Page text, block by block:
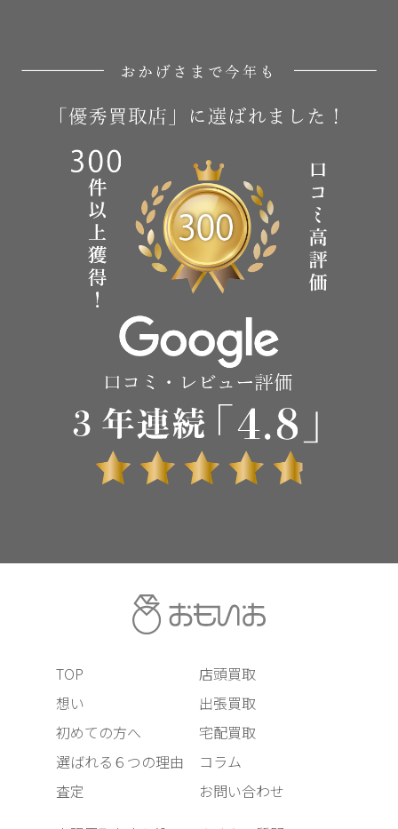
TOP
想い
初めての方へ
選ばれる６つの理由
査定
店頭買取
出張買取
宅配買取
コラム
お問い合わせ